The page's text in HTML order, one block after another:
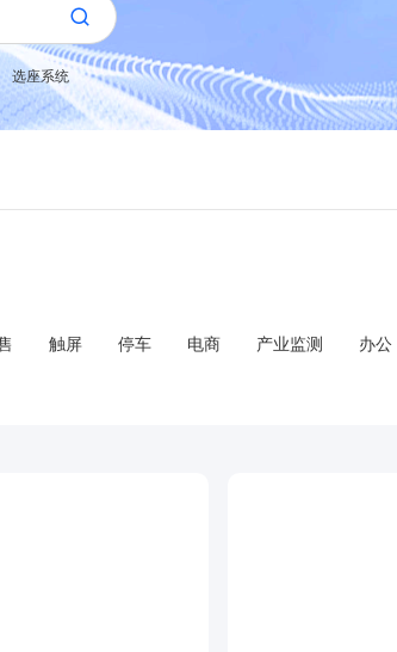
选座系统
触屏 停车 电商 产业监测 办公